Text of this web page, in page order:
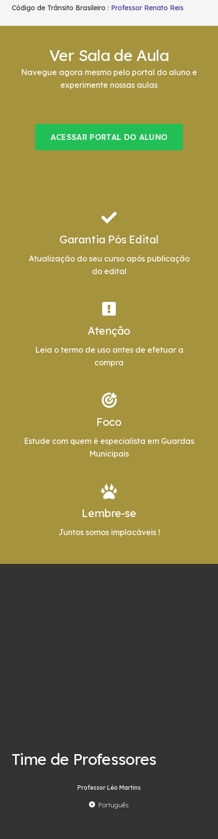
Código de Trânsito Brasileiro : Professor Renato Reis
Ver Sala de Aula
Navegue agora mesmo pelo portal do aluno e
experimente nossas aulas
ACESSAR PORTAL DO ALUNO
Garantia Pós Edital
Atualização do seu curso após publicação
do edital
Atenção
Leia o termo de uso antes de efetuar a
compra
Foco
Estude com quem é especialista em Guardas
Municipais
Lembre-se
Juntos somos implacáveis !
Time de Professores
Professor Léo Martins
Português